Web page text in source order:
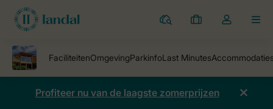
Parken
Mijn
Open
mijn
account
Profiteer nu van de laagste zomerprijzen